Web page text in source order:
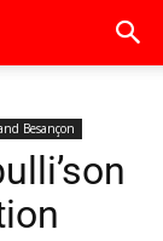
Besançon